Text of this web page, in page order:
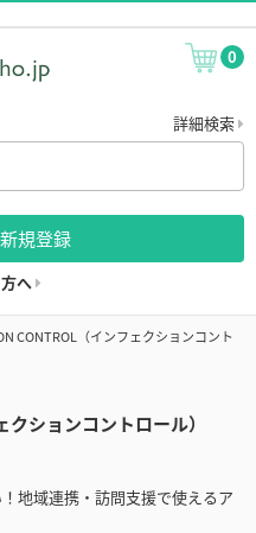
0
詳細検索
規登録
へ
CONTROL（インフェクションコント
ションコントロール）
地域連携・訪問支援で使えるア